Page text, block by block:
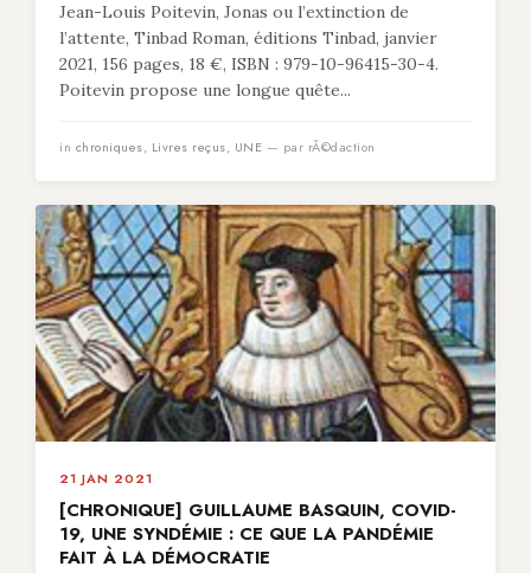
Jean-Louis Poitevin, Jonas ou l’extinction de
l’attente, Tinbad Roman, éditions Tinbad, janvier
2021, 156 pages, 18 €, ISBN : 979-10-96415-30-4.
Poitevin propose une longue quête...
in chroniques, Livres reçus, UNE — par rÃ©daction
21 JAN 2021
[CHRONIQUE] GUILLAUME BASQUIN, COVID-
19, UNE SYNDÉMIE : CE QUE LA PANDÉMIE
FAIT À LA DÉMOCRATIE